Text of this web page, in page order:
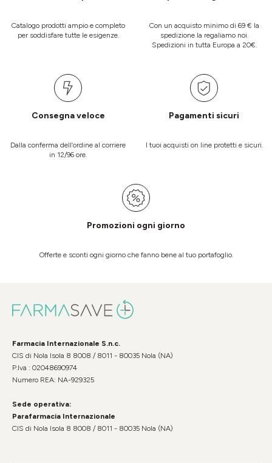
Catalogo prodotti ampio e completo
per soddisfare tutte le esigenze.
Con un acquisto minimo di 69 € la
spedizione la regaliamo noi.
Spedizioni in tutta Europa a 20€.
Consegna veloce
Dalla conferma dell’ordine al corriere
in 12/96 ore.
Pagamenti sicuri
I tuoi acquisti on line protetti e sicuri.
Promozioni ogni giorno
Offerte e sconti ogni giorno che fanno bene al tuo portafoglio.
Farmacia Internazionale S.n.c.
CIS di Nola Isola 8 8008 / 8011 - 80035 Nola (NA)
P.Iva : 02048690974
Numero REA: NA-929325
Sede operativa:
Parafarmacia Internazionale
CIS di Nola Isola 8 8008 / 8011 - 80035 Nola (NA)